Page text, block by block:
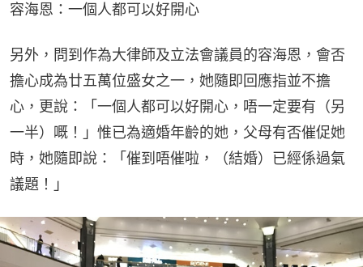
容海恩：一個人都可以好開心
另外，問到作為大律師及立法會議員的容海恩，會否
擔心成為廿五萬位盛女之一，她隨即回應指並不擔
心，更說：「一個人都可以好開心，唔一定要有（另
一半）嘅！」惟已為適婚年齡的她，父母有否催促她
時，她隨即說：「催到唔催啦，（結婚）已經係過氣
議題！」